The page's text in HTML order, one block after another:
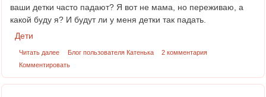
ваши детки часто падают? Я вот не мама, но переживаю, а
какой буду я? И будут ли у меня детки так падать.
Дети
Читать далее Блог пользователя Катенька
2 комментария
Комментировать